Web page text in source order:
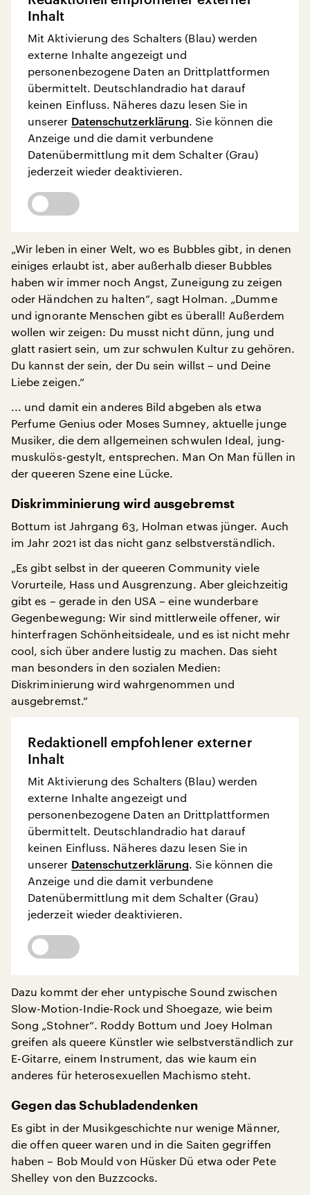
Inhalt
Mit Aktivierung des Schalters (Blau) werden
externe Inhalte angezeigt und
personenbezogene Daten an Drittplattformen
übermittelt. Deutschlandradio hat darauf
keinen Einfluss. Näheres dazu lesen Sie in
unserer Datenschutzerklärung. Sie können die
Anzeige und die damit verbundene
Datenübermittlung mit dem Schalter (Grau)
jederzeit wieder deaktivieren.
„Wir leben in einer Welt, wo es Bubbles gibt, in denen
einiges erlaubt ist, aber außerhalb dieser Bubbles
haben wir immer noch Angst, Zuneigung zu zeigen
oder Händchen zu halten“, sagt Holman. „Dumme
und ignorante Menschen gibt es überall! Außerdem
wollen wir zeigen: Du musst nicht dünn, jung und
glatt rasiert sein, um zur schwulen Kultur zu gehören.
Du kannst der sein, der Du sein willst – und Deine
Liebe zeigen.“
... und damit ein anderes Bild abgeben als etwa
Perfume Genius oder Moses Sumney, aktuelle junge
Musiker, die dem allgemeinen schwulen Ideal, jung-
muskulös-gestylt, entsprechen. Man On Man füllen in
der queeren Szene eine Lücke.
Diskrimminierung wird ausgebremst
Bottum ist Jahrgang 63, Holman etwas jünger. Auch
im Jahr 2021 ist das nicht ganz selbstverständlich.
„Es gibt selbst in der queeren Community viele
Vorurteile, Hass und Ausgrenzung. Aber gleichzeitig
gibt es – gerade in den USA – eine wunderbare
Gegenbewegung: Wir sind mittlerweile offener, wir
hinterfragen Schönheitsideale, und es ist nicht mehr
cool, sich über andere lustig zu machen. Das sieht
man besonders in den sozialen Medien:
Diskriminierung wird wahrgenommen und
ausgebremst.“
Redaktionell empfohlener externer
Inhalt
Mit Aktivierung des Schalters (Blau) werden
externe Inhalte angezeigt und
personenbezogene Daten an Drittplattformen
übermittelt. Deutschlandradio hat darauf
keinen Einfluss. Näheres dazu lesen Sie in
unserer Datenschutzerklärung. Sie können die
Anzeige und die damit verbundene
Datenübermittlung mit dem Schalter (Grau)
jederzeit wieder deaktivieren.
Dazu kommt der eher untypische Sound zwischen
Slow-Motion-Indie-Rock und Shoegaze, wie beim
Song „Stohner“. Roddy Bottum und Joey Holman
greifen als queere Künstler wie selbstverständlich zur
E-Gitarre, einem Instrument, das wie kaum ein
anderes für heterosexuellen Machismo steht.
Gegen das Schubladendenken
Es gibt in der Musikgeschichte nur wenige Männer,
die offen queer waren und in die Saiten gegriffen
haben – Bob Mould von Hüsker Dü etwa oder Pete
Shelley von den Buzzcocks.